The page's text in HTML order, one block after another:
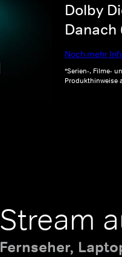
Dolby
Noch mehr
*Serien-, Filme-
Produkthinweise
Stream
Fernseher,